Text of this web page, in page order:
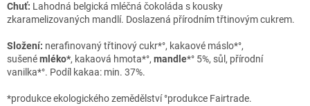
Chuť: Lahodná belgická mléčná čokoláda s kousky
zkaramelizovaných mandlí. Doslazená přírodním třtinovým cukrem.
Složení: nerafinovaný třtinový cukr*°, kakaové máslo*°,
sušenémléko*, kakaová hmota*°, mandle*° 5%, sůl, přírodní
vanilka*°. Podíl kakaa: min. 37%.
*produkce ekologického zemědělství °produkce Fairtrade.